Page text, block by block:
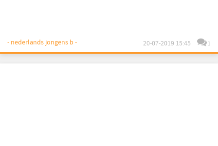
- nederlands jongens b - 20-07-2019 15:45 1